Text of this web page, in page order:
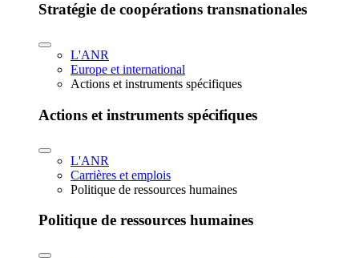
Stratégie de coopérations transnationales
L'ANR
Europe et international
Actions et instruments spécifiques
Actions et instruments spécifiques
L'ANR
Carrières et emplois
Politique de ressources humaines
Politique de ressources humaines